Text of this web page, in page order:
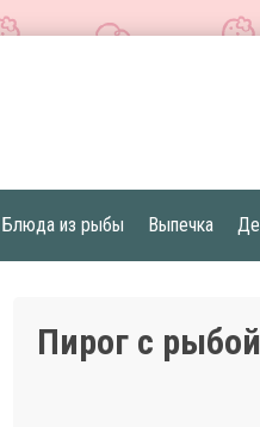
Блюда из рыбы Выпечка
Пирог с рыбой